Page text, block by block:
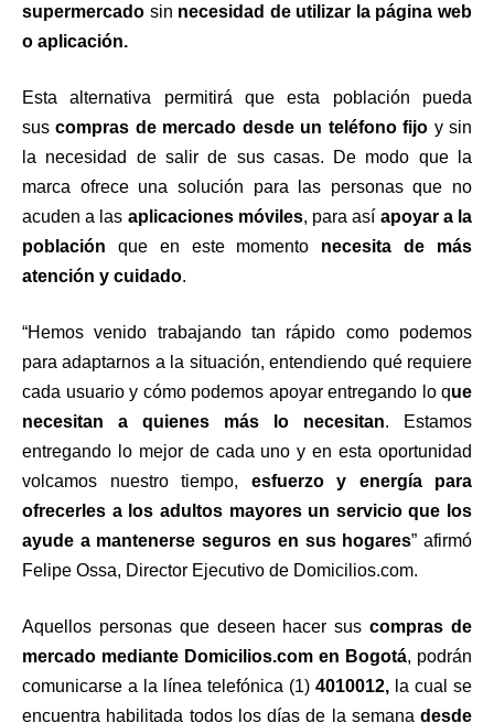
supermercado sin necesidad de utilizar la página web
o aplicación.
Esta alternativa permitirá que esta población pueda
suscompras de mercado desde un teléfono fijo y sin
la necesidad de salir de sus casas. De modo que la
marca ofrece una solución para las personas que no
acuden a las aplicaciones móviles, para así apoyar a la
población que en este momento necesita de más
atención y cuidado.
“Hemos venido trabajando tan rápido como podemos
para adaptarnos a la situación, entendiendo qué requiere
cada usuario y cómo podemos apoyar entregando lo que
necesitan a quienes más lo necesitan. Estamos
entregando lo mejor de cada uno y en esta oportunidad
volcamos nuestro tiempo, esfuerzo y energía para
ofrecerles a los adultos mayores un servicio que los
ayude a mantenerse seguros en sus hogares” afirmó
Felipe Ossa, Director Ejecutivo de Domicilios.com.
Aquellos personas que deseen hacer suscompras de
mercado mediante Domicilios.com en Bogotá, podrán
comunicarse a la línea telefónica (1) 4010012, la cual se
encuentra habilitada todos los días de la semana desde